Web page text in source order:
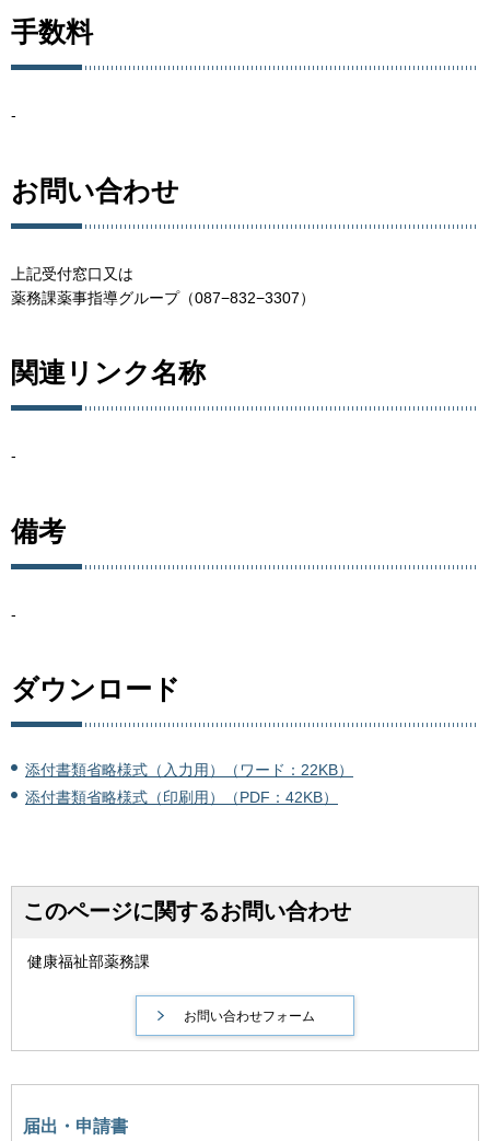
手数料
-
お問い合わせ
上記受付窓口又は
薬務課薬事指導グループ（087−832−3307）
関連リンク名称
-
備考
-
ダウンロード
添付書類省略様式（入力用）（ワード：22KB）
添付書類省略様式（印刷用）（PDF：42KB）
このページに関するお問い合わせ
健康福祉部薬務課
届出・申請書